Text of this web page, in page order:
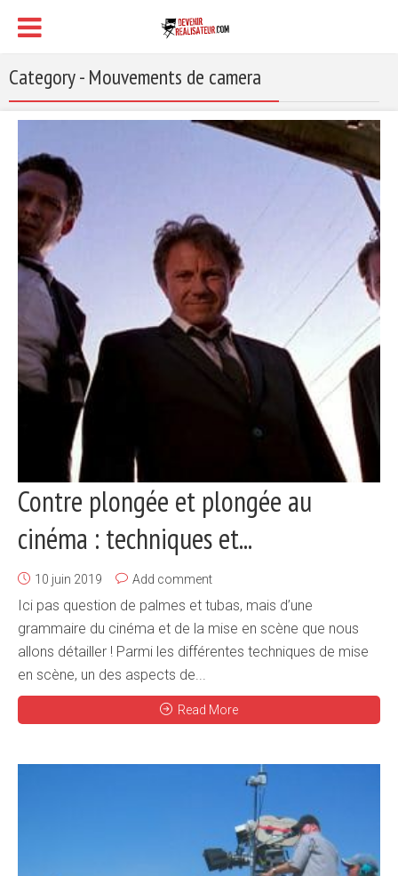
Category - Mouvements de camera
Contre plongée et plongée au
cinéma : techniques et...
10 juin 2019 Add comment
Ici pas question de palmes et tubas, mais d’une
grammaire du cinéma et de la mise en scène que nous
allons détailler ! Parmi les différentes techniques de mise
en scène, un des aspects de...
Read More